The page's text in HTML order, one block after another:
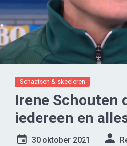
Schaatsen & skeeleren
Irene Schouten
iedereen en
30 oktober 2021